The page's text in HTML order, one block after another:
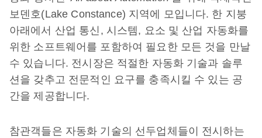
보덴호(Lake Constance) 지역에 모입니다. 한 지붕
아래에서 산업 통신, 시스템, 요소 및 산업 자동화를
위한 소프트웨어를 포함하여 필요한 모든 것을 만날
수 있습니다. 전시장은 적절한 자동화 기술과 솔루
션을 갖추고 전문적인 요구를 충족시킬 수 있는 공
간을 제공합니다.
참관객들은 자동화 기술의 선두업체들이 전시하는